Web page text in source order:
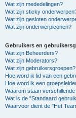
Wat zijn mededelingen?
Wat zijn sticky
Wat zijn gesloten
Wat zijn onderwerpiconen?
Gebruikers en
Wat zijn Beheerders?
Wat zijn Moderators?
Wat zijn gebruikersgroepen?
Hoe word ik lid van een
Hoe word ik een
Waarom staan
Wat is de "Standaard
Waarvoor dient de "Het